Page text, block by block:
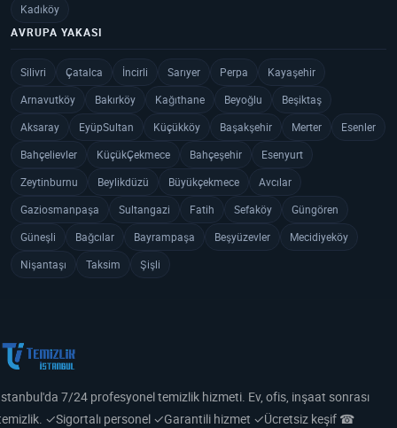
Kadıköy
AVRUPA YAKASI
Silivri Çatalca İncirli Sarıyer Perpa
Kayaşehir
Arnavutköy
Bakırköy Kağıthane Beyoğlu
Beşiktaş
Aksaray
EyüpSultan Küçükköy Başakşehir Merter
Esenler
Bahçelievler
KüçükÇekmece Bahçeşehir
Esenyurt
Zeytinburnu
Beylikdüzü Büyükçekmece
Avcılar
Gaziosmanpaşa
Sultangazi Fatih Sefaköy
Güngören
Güneşli
Bağcılar Bayrampaşa Beşyüzevler
Mecidiyeköy
Nişantaşı
Taksim Şişli
7/24 profesyonel temizlik hizmeti. Ev, ofis, inşaat sonrası
✓Sigortalı personel ✓Garantili hizmet ✓Ücretsiz keşif ☎